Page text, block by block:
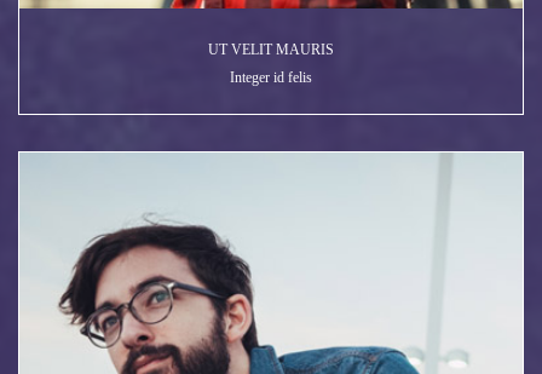
UT VELIT MAURIS
Integer id felis